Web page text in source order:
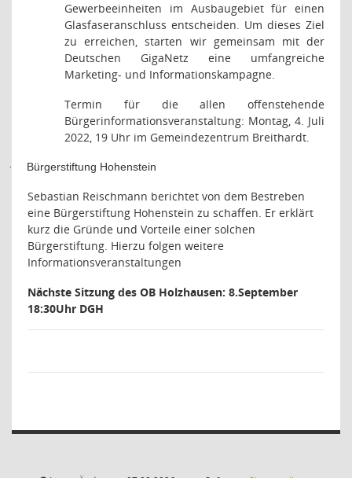
Gewerbeeinheiten im Ausbaugebiet für einen
Glasfaseranschluss entscheiden. Um dieses Ziel
zu erreichen, starten wir gemeinsam mit der
Deutschen GigaNetz eine umfangreiche
Marketing- und Informationskampagne.
Termin für die allen offenstehende
Bürgerinformationsveranstaltung: Montag, 4. Juli
2022, 19 Uhr im Gemeindezentrum Breithardt.
· Bürgerstiftung Hohenstein
Sebastian Reischmann berichtet von dem Bestreben
eine Bürgerstiftung Hohenstein zu schaffen. Er erklärt
kurz die Gründe und Vorteile einer solchen
Bürgerstiftung. Hierzu folgen weitere
Informationsveranstaltungen
Nächste Sitzung des OB Holzhausen: 8.September
18:30Uhr DGH